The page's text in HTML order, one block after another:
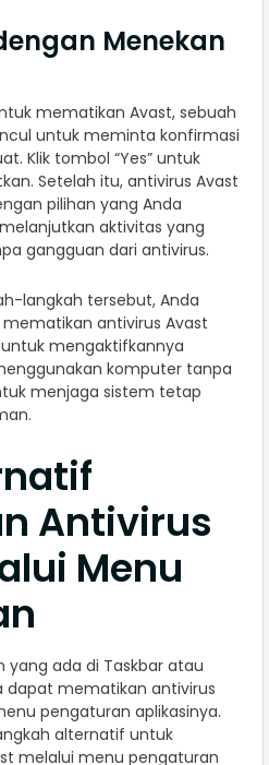
Menekan
mematikan Avast, sebuah
untuk meminta konfirmasi
Klik tombol “Yes” untuk
Setelah itu, antivirus Avast
pilihan yang Anda
aktivitas yang
gangguan dari antivirus.
langkah tersebut, Anda
antivirus Avast
untuk mengaktifkannya
komputer tanpa
menjaga sistem tetap
Antivirus
Menu
yang ada di Taskbar atau
dapat mematikan antivirus
pengaturan aplikasinya.
alternatif untuk
melalui menu pengaturan